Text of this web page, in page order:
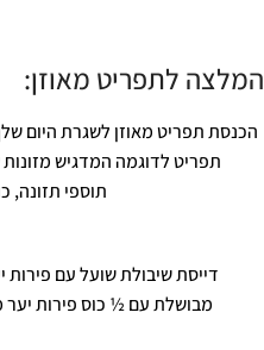
המלצה לתפריט מאוזן:
הכנסת תפריט מאוזן לשגרת היום
תפריט לדוגמה המדגיש מזונות
תוספי תזונה,
מבושלת עם ½ כוס פירות יער